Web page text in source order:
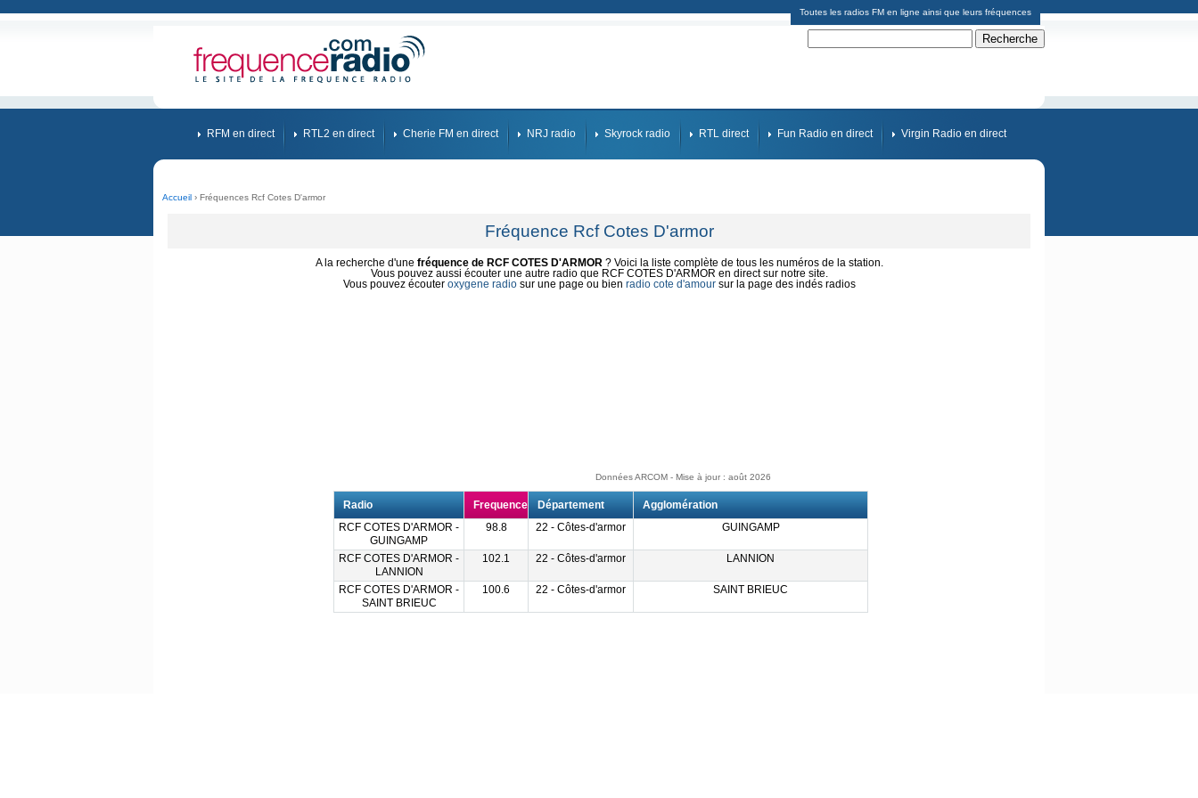
Toutes les radios FM en ligne ainsi que leurs fréquences
RFM en direct RTL2 en direct Cherie FM en direct NRJ radio Skyrock radio RTL direct Fun Radio en direct Virgin Radio en direct
Accueil › Fréquences Rcf Cotes D'armor
Fréquence Rcf Cotes D'armor
A la recherche d'une fréquence de RCF COTES D'ARMOR? Voici la liste complète de tous les numéros de la station.
Vous pouvez aussi écouter une autre radio que RCF COTES D'ARMOR en direct sur notre site.
Vous pouvez écouter oxygene radiosur une page ou bien radio cote d'amoursur la page des indés radios
Données ARCOM - Mise à jour : août 2026
Radio Frequence Département
Agglomération
RCF COTES D'ARMOR -
GUINGAMP
98.8 22 - Côtes-d'armor GUINGAMP
RCF COTES D'ARMOR -
LANNION
102.1 22 - Côtes-d'armor LANNION
RCF COTES D'ARMOR -
SAINT BRIEUC
100.6 22 - Côtes-d'armor SAINT BRIEUC